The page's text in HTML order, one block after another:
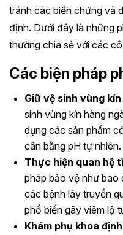
tránh các biến chứng và
định. Dưới đây là những
thường chia sẻ với các
Các biện pháp
Giữ vệ sinh vùng
sinh vùng kín hàng
dụng các sản phẩm
cân bằng pH tự nhiên.
Thực hiện quan hệ
pháp bảo vệ như bao
các bệnh lây truyền
phổ biến gây viêm lộ
Khám phụ khoa